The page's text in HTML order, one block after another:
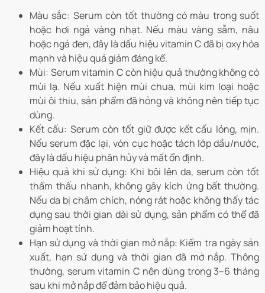
Màu sắc: Serum còn tốt thường có màu trong suốt
hoặc hơi ngả vàng nhạt. Nếu màu vàng sẫm, nâu
hoặc ngả đen, đây là dấu hiệu vitamin C đã bị oxy hóa
mạnh và hiệu quả giảm đáng kể.
Mùi: Serum vitamin C còn hiệu quả thường không có
mùi lạ. Nếu xuất hiện mùi chua, mùi kim loại hoặc
mùi ôi thiu, sản phẩm đã hỏng và không nên tiếp tục
dùng.
Kết cấu: Serum còn tốt giữ được kết cấu lỏng, mịn.
Nếu serum đặc lại, vón cục hoặc tách lớp dầu/nước,
đây là dấu hiệu phân hủy và mất ổn định.
Hiệu quả khi sử dụng: Khi bôi lên da, serum còn tốt
thẩm thấu nhanh, không gây kích ứng bất thường.
Nếu da bị châm chích, nóng rát hoặc không thấy tác
dụng sau thời gian dài sử dụng, sản phẩm có thể đã
giảm hoạt tính.
Hạn sử dụng và thời gian mở nắp: Kiểm tra ngày sản
xuất, hạn sử dụng và thời gian đã mở nắp. Thông
thường, serum vitamin C nên dùng trong 3–6 tháng
sau khi mở nắp để đảm bảo hiệu quả.